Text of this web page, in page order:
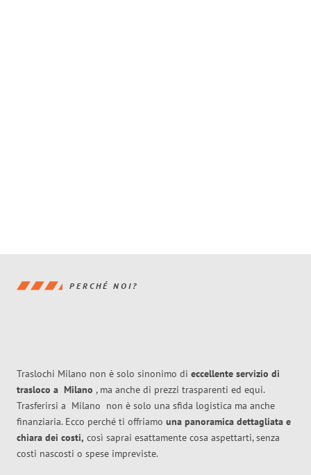
PERCHÉ NOI?
Traslochi Milano non è solo sinonimo di eccellente servizio di
trasloco a Milano , ma anche di prezzi trasparenti ed equi.
Trasferirsi a Milano non è solo una sfida logistica ma anche
finanziaria. Ecco perché ti offriamo una panoramica dettagliata e
chiara dei costi, così saprai esattamente cosa aspettarti, senza
costi nascosti o spese impreviste.